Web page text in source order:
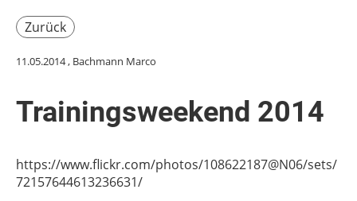
Zurück
11.05.2014, Bachmann Marco
Trainingsweekend 2014
https://www.flickr.com/photos/108622187@N06/sets/
72157644613236631/